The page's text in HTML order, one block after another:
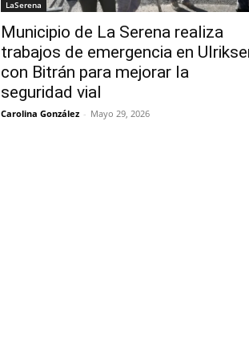
LaSerena
Municipio de La Serena realiza
trabajos de emergencia en
con Bitrán para mejorar la
seguridad vial
Carolina González - Mayo 29, 2026